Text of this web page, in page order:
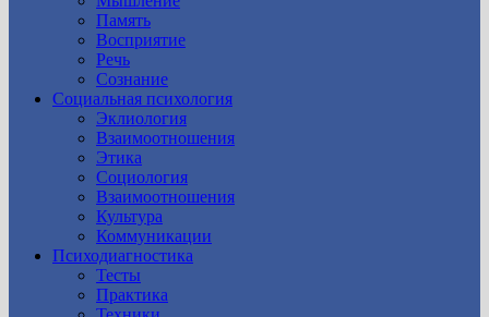
Память
Восприятие
Речь
Сознание
Социальная психология
Эклиология
Взаимоотношения
Этика
Социология
Взаимоотношения
Культура
Коммуникации
Психодиагностика
Тесты
Практика